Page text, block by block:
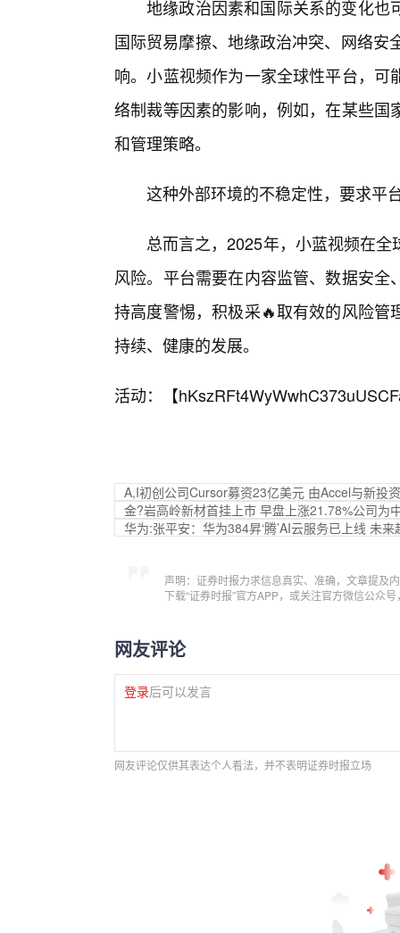
地缘政治因素和国际关系的变化也
国际贸易摩擦、地缘政治冲突、网络
响。小蓝视频作为一家全球性平台，
络制裁等因素的影响，例如，在某些
和管理策略。
这种外部环境的不稳定性，要求平
总而言之，2025年，小蓝视频在
风险。平台需要在内容监管、数据安
持高度警惕，积极采🔥取有效的风险
持续、健康的发展。
活动：【
A,I初创公司Cursor募资23亿美元 由Accel与新投
金?岩高岭新材首挂上市 早盘上涨21.78%公司为
华为:张平安：华为384昇‘腾’AI云服务已上线 未
声明：证券时报力求信息真实、准确，文章提及
下载“证券时报”官方APP，或关注官方微信公众
网友评论
登录后可以发言
网友评论仅供其表达个人看法，并不表明证券时报立场